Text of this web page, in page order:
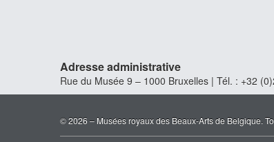
Adresse administrative
Rue du Musée 9 – 1000 Bruxelles | Tél. : +32
© 2026 – Musées royaux des Beaux-Arts de Belgique.